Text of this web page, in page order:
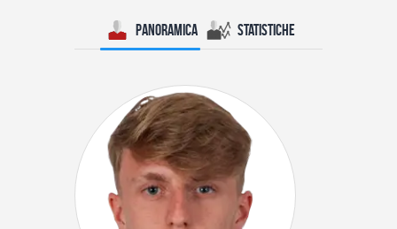
I consigli di Giulia
Panoramica Statistiche